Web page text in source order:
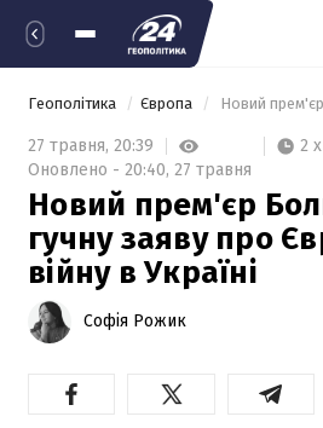
Геополітика Європа
27 травня, 20:39 2
Оновлено - 20:40, 27 травня
Новий прем'єр
гучну заяву про
війну в Україні
Софія Рожик